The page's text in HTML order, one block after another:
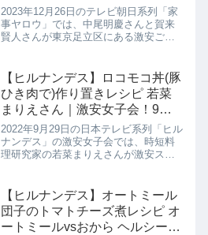
26日
2023年12月26日のテレビ朝日系列「家
事ヤロウ」では、中尾明慶さんと賀来
賢人さんが東京足立区にある激安ご当
を使って作り上げた話題のパスタ【い
わし缶の絶望パスタ】の作り方...
【ヒルナンデス】ロコモコ丼(豚
ひき肉で)作り置きレシピ 若菜
まりえさん｜激安女子会！9月
29日
2022年9月29日の日本テレビ系列「ヒル
ナンデス」の激安女子会では、時短料
理研究家の若菜まりえさんが激安スー
お手軽な作り置き洋食レシピ【豚ひき
肉のロコモコ丼】の作り方...
【ヒルナンデス】オートミール
団子のトマトチーズ煮レシピ オ
ートミールvsおから ヘルシー食